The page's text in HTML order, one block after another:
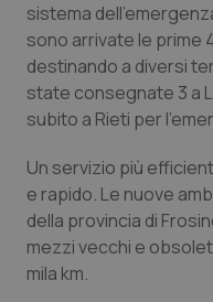
QS Pro
Professionisti
Abruzzo
Basilicata
Calabria
QS Pro Gold
Artrite & artrosi
Asma & BPCO
QS Club
sistema
sono arrivate le prime
destinando a diversi
state consegnate 3 a
subito a Rieti per
Un servizio più
e rapido. Le nuove
della provincia di
mezzi vecchi e
mila km.